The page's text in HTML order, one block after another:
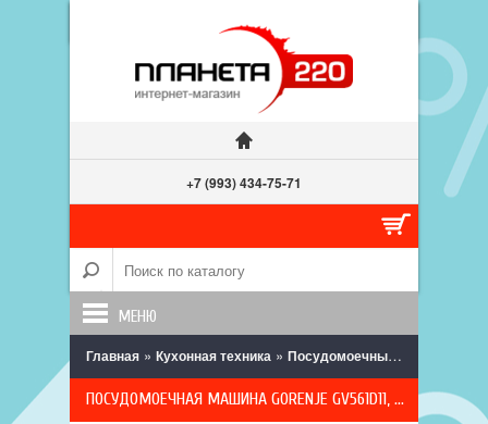
+7 (993) 434-75-71
МЕНЮ
Главная » Кухонная техника » Посудомоечные машины
ПОСУДОМОЕЧНАЯ МАШИНА GORENJE GV561D11, ВСТРАИВАЕМАЯ, 45 СМ, 5 ПРОГРАММ, 10 КОМПЛЕКТОВ